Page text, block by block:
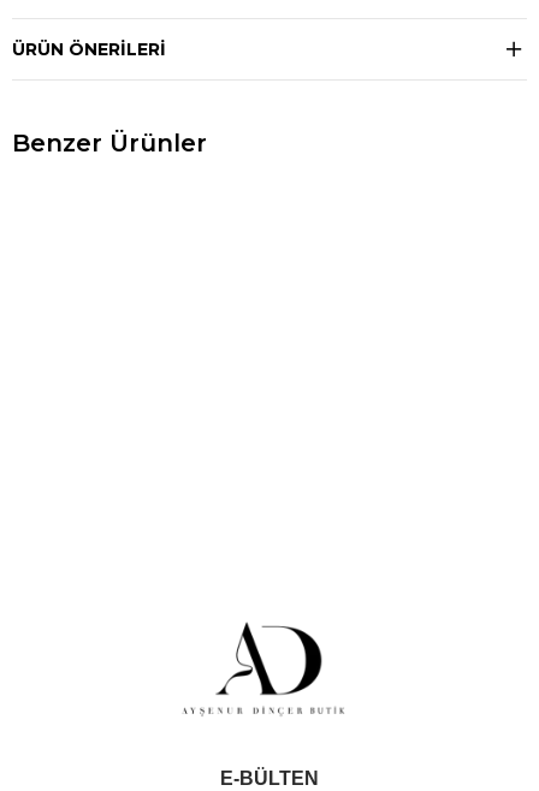
ÜRÜN ÖNERILERI
Benzer Ürünler
E-BÜLTEN